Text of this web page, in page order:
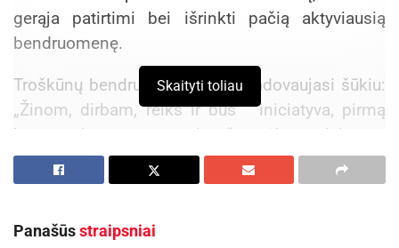
gerąja patirtimi bei išrinkti pačią aktyviausią
bendruomenę.
Troškūnų bendruomenės, kuri vadovaujasi šūkiu:
„Žinom, dirbam, reiks ir bus“ iniciatyva, pirmą
kartą rajone surengtoje šventėje dalyvavo
Ažuožerių moterų klubas, Troškūnų krašto klubas
„Malmaža“, Traupio, Troškūnų, Naujųjų Elmininkų,
Kavarsko moterų „Seklyčia“, Anykščių Trečiojo
Skaityti toliau
Panašūsstraipsniai